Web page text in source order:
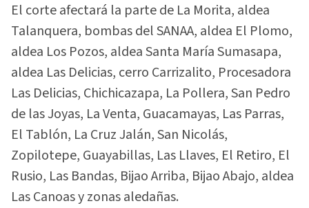
El corte afectará la parte de La Morita, aldea
Talanquera, bombas del SANAA, aldea El Plomo,
aldea Los Pozos, aldea Santa María Sumasapa,
aldea Las Delicias, cerro Carrizalito, Procesadora
Las Delicias, Chichicazapa, La Pollera, San Pedro
de las Joyas, La Venta, Guacamayas, Las Parras,
El Tablón, La Cruz Jalán, San Nicolás,
Zopilotepe, Guayabillas, Las Llaves, El Retiro, El
Rusio, Las Bandas, Bijao Arriba, Bijao Abajo, aldea
Las Canoas y zonas aledañas.